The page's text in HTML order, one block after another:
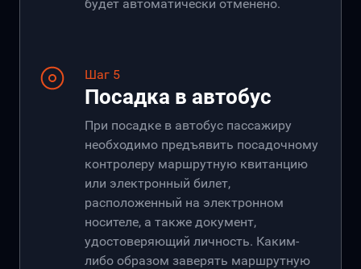
будет автоматически отменено.
Шаг 5
Посадка в автобус
При посадке в автобус пассажиру
необходимо предъявить посадочному
контролеру маршрутную квитанцию
или электронный билет,
расположенный на электронном
носителе, а также документ,
удостоверяющий личность. Каким-
либо образом заверять маршрутную